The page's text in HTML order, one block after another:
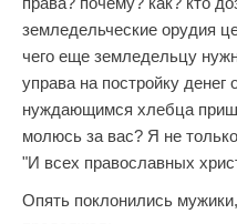
земледельческие орудия
чего еще земледельцу
управа на постройку
нуждающимся хлебца
молюсь за вас? Я не
"И всех православных
Опять поклонились